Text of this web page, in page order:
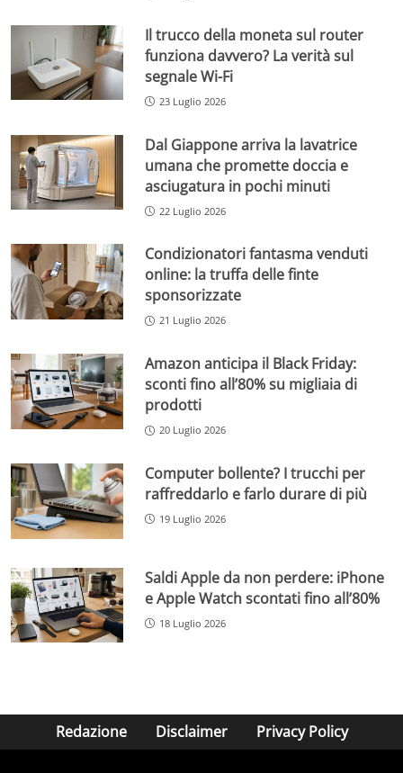
Il trucco della moneta sul router
funziona davvero? La verità sul
segnale Wi-Fi
23 Luglio 2026
Dal Giappone arriva la lavatrice
umana che promette doccia e
asciugatura in pochi minuti
22 Luglio 2026
Condizionatori fantasma venduti
online: la truffa delle finte
sponsorizzate
21 Luglio 2026
Amazon anticipa il Black Friday:
sconti fino all’80% su migliaia di
prodotti
20 Luglio 2026
Computer bollente? I trucchi per
raffreddarlo e farlo durare di più
19 Luglio 2026
Saldi Apple da non perdere: iPhone
e Apple Watch scontati fino all’80%
18 Luglio 2026
Redazione Disclaimer Privacy Policy